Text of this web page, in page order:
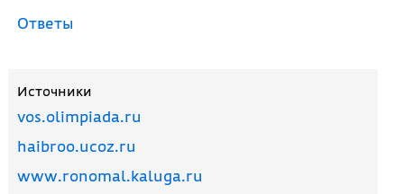
Ответы
Источники
vos.olimpiada.ru
haibroo.ucoz.ru
www.ronomal.kaluga.ru